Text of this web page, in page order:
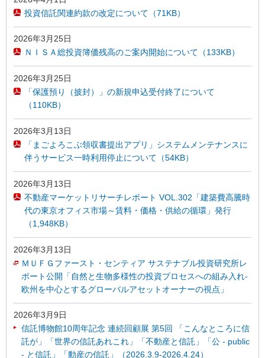
投資信託関連約款の改定について（71KB）
2026年3月25日
ＮＩＳＡ総投資簿価残高のご案内開始について（133KB）
2026年3月25日
「保護預り（披封）」の新規申込受付終了について
（110KB）
2026年3月13日
「まごよろこぶ領収書提出アプリ」システムメンテナンスに
伴うサービス一時利用停止について（54KB）
2026年3月13日
不動産マーケットリサーチレポート VOL.302「建築費高騰時
代の東京オフィス市場～賃料・価格・供給の循環」発行
（1,948KB）
2026年3月13日
ＭＵＦＧファースト・センティア サステナブル投資研究所レ
ポート公開「自然と生物多様性の投資プロセスへの組み入れ-
欧州を中心とするグローバルアセットオーナーの視点」
2026年3月9日
信託博物館10周年記念 連続回顧展 第5回 「こんなところに信
託が」「世界の信託あれこれ」「不動産と信託」「公 - public
- と信託」「動産の信託」（2026.3.9-2026.4.24）